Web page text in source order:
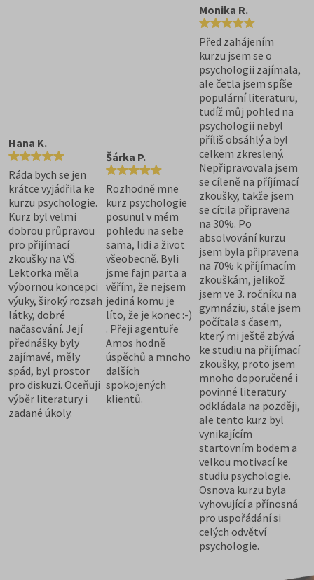
Hana K.
Ráda bych se jen
krátce vyjádřila ke
kurzu psychologie.
Kurz byl velmi
dobrou průpravou
pro přijímací
zkoušky na VŠ.
Lektorka měla
výbornou koncepci
výuky, široký rozsah
látky, dobré
načasování. Její
přednášky byly
zajímavé, měly
spád, byl prostor
pro diskuzi. Oceňuji
výběr literatury i
zadané úkoly.
Šárka P.
Rozhodně mne
kurz psychologie
posunul v mém
pohledu na sebe
sama, lidi a život
všeobecně. Byli
jsme fajn parta a
věřím, že nejsem
jediná komu je
líto, že je konec :-)
. Přeji agentuře
Amos hodně
úspěchů a mnoho
dalších
spokojených
klientů.
Monika R.
Před zahájením
kurzu jsem se o
psychologii zajímala,
ale četla jsem spíše
populární literaturu,
tudíž můj pohled na
psychologii nebyl
příliš obsáhlý a byl
celkem zkreslený.
Nepřipravovala jsem
se cíleně na příjímací
zkoušky, takže jsem
se cítila připravena
na 30%. Po
absolvování kurzu
jsem byla připravena
na 70% k příjímacím
zkouškám, jelikož
jsem ve 3. ročníku na
gymnáziu, stále jsem
počítala s časem,
který mi ještě zbývá
ke studiu na přijímací
zkoušky, proto jsem
mnoho doporučené i
povinné literatury
odkládala na později,
ale tento kurz byl
vynikajícím
startovním bodem a
velkou motivací ke
studiu psychologie.
Osnova kurzu byla
vyhovující a přínosná
pro uspořádání si
celých odvětví
psychologie.